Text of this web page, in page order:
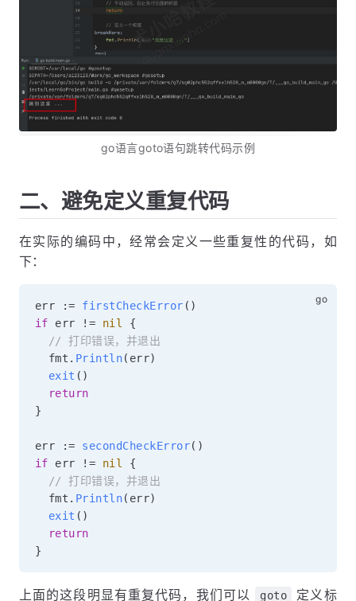
go语言goto语句跳转代码示例
二、避免定义重复代码
在实际的编码中，经常会定义一些重复性的代码，如
下：
err := firstCheckError ( )
if err != nil
{
// 打印错误，并退出
  fmt
. Println( err)
exit ( )
return
}
err := secondCheckError( )
if err != nil
{
// 打印错误，并退出
  fmt
. Println( err)
exit ( )
return
}
上面的这段明显有重复代码，我们可以 goto
定义标